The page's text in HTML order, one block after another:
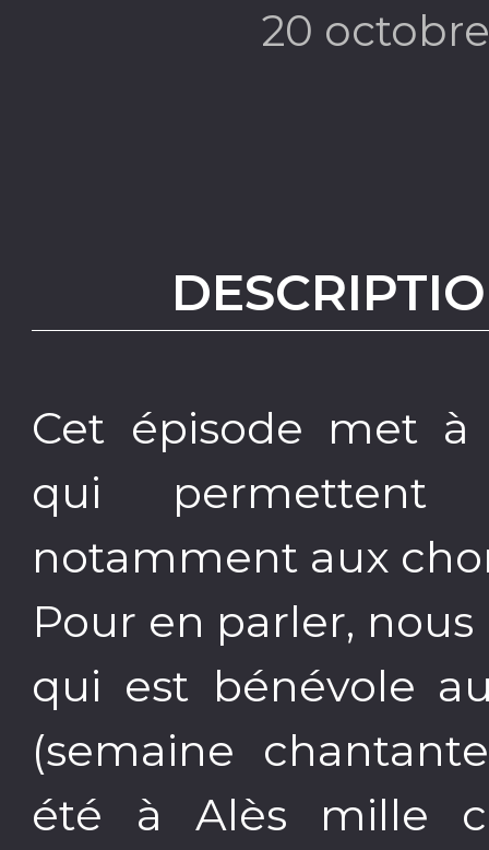
20
Cet épisode met à
qui permettent
notamment aux
Pour en parler,
qui est bénévole
(semaine
été à Alès mille